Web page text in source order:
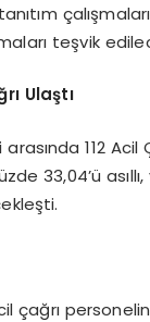
teşvik
Ulaştı
arasında 112
33,04’ü
çağrı